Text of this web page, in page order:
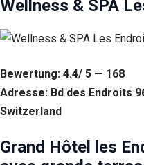
Wellness & SPA
Bewertung: 4.4/ 5 — 168
Adresse: Bd des Endroits
Switzerland
Grand Hôtel les